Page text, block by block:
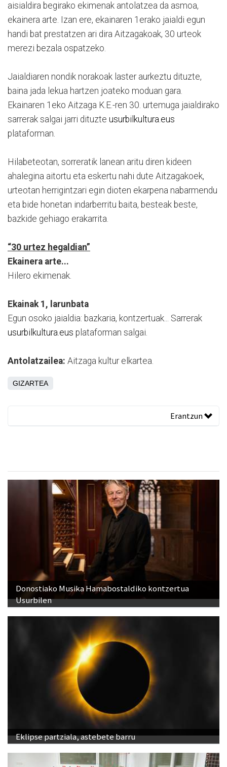
aisialdira begirako ekimenak antolatzea da asmoa,
ekainera arte. Izan ere, ekainaren 1erako jaialdi egun
handi bat prestatzen ari dira Aitzagakoak, 30 urteok
merezi bezala ospatzeko.
Jaialdiaren nondik norakoak laster aurkeztu dituzte,
baina jada lekua hartzen joateko moduan gara.
Ekainaren 1eko Aitzaga K.E.-ren 30. urtemuga jaialdirako
sarrerak salgai jarri dituzte usurbilkultura.eus
plataforman.
Hilabeteotan, sorreratik lanean aritu diren kideen
ahalegina aitortu eta eskertu nahi dute Aitzagakoek,
urteotan herrigintzari egin dioten ekarpena nabarmendu
eta bide honetan indarberritu baita, besteak beste,
bazkide gehiago erakarrita.
“30 urtez hegaldian”
Ekainera arte...
Hilero ekimenak.
Ekainak 1, larunbata
Egun osoko jaialdia: bazkaria, kontzertuak... Sarrerak
usurbilkultura.eus plataforman salgai.
Antolatzailea: Aitzaga kultur elkartea.
GIZARTEA
Erantzun
Donostiako Musika Hamabostaldiko kontzertua
Usurbilen
Eklipse partziala, astebete barru